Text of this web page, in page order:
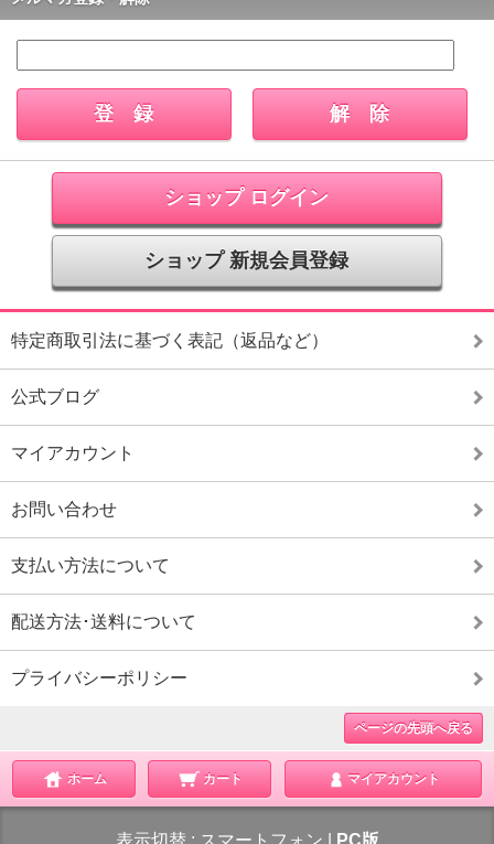
ショップ ログイン
ショップ 新規会員登録
特定商取引法に基づく表記（返品など）
公式ブログ
マイアカウント
お問い合わせ
支払い方法について
配送方法･送料について
プライバシーポリシー
ページの先頭へ戻る
ホーム カート マイアカウント
表示切替 : スマートフォン PC版